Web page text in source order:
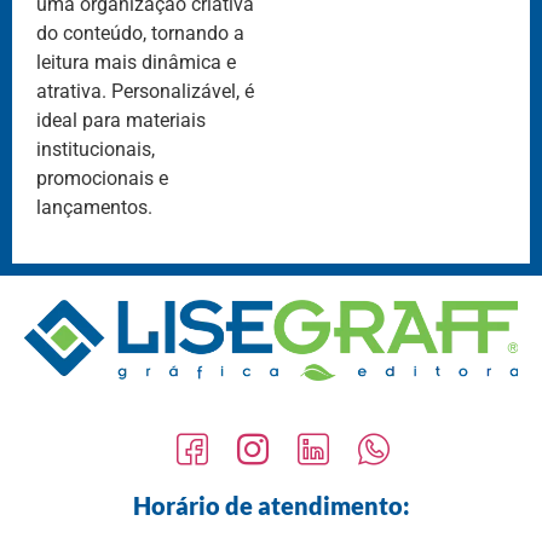
do conteúdo, tornando a
leitura mais dinâmica e
atrativa. Personalizável, é
ideal para materiais
institucionais,
promocionais e
lançamentos.
Horário de atendimento: